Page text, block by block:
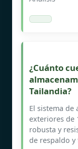
¿Cuánto
Tailandia?
El sistema de
exteriores de
robusta y
de respaldo